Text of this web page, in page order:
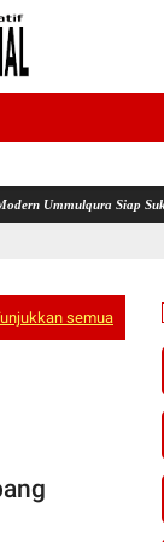
Sukseskan Jambore
semua